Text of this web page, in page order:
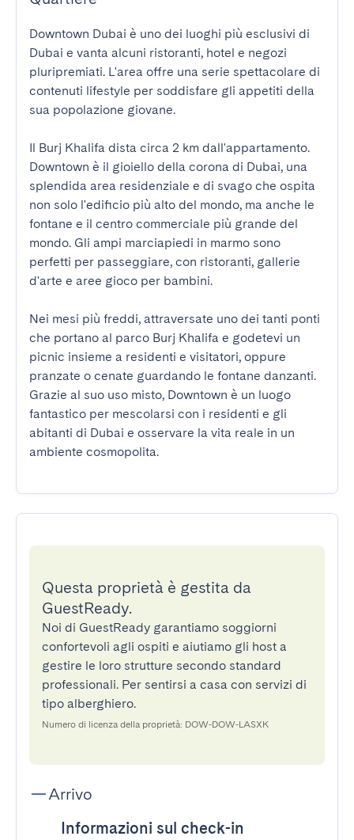
Downtown Dubai è uno dei luoghi più esclusivi di
Dubai e vanta alcuni ristoranti, hotel e negozi
pluripremiati. L'area offre una serie spettacolare di
contenuti lifestyle per soddisfare gli appetiti della
sua popolazione giovane.
Il Burj Khalifa dista circa 2 km dall'appartamento.
Downtown è il gioiello della corona di Dubai, una
splendida area residenziale e di svago che ospita
non solo l'edificio più alto del mondo, ma anche le
fontane e il centro commerciale più grande del
mondo. Gli ampi marciapiedi in marmo sono
perfetti per passeggiare, con ristoranti, gallerie
d'arte e aree gioco per bambini.
Nei mesi più freddi, attraversate uno dei tanti ponti
che portano al parco Burj Khalifa e godetevi un
picnic insieme a residenti e visitatori, oppure
pranzate o cenate guardando le fontane danzanti.
Grazie al suo uso misto, Downtown è un luogo
fantastico per mescolarsi con i residenti e gli
abitanti di Dubai e osservare la vita reale in un
ambiente cosmopolita.
Questa proprietà è gestita da
GuestReady.
Noi di GuestReady garantiamo soggiorni
confortevoli agli ospiti e aiutiamo gli host a
gestire le loro strutture secondo standard
professionali. Per sentirsi a casa con servizi di
tipo alberghiero.
Numero di licenza della proprietà: DOW-DOW-LASXK
Arrivo
Informazioni sul check-in